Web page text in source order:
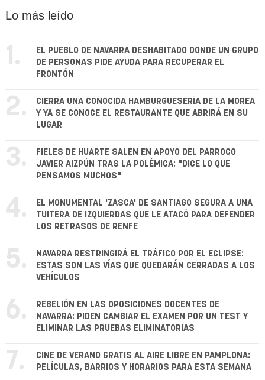
Lo más leído
1.
EL PUEBLO DE NAVARRA DESHABITADO DONDE UN GRUPO
DE PERSONAS PIDE AYUDA PARA RECUPERAR EL
FRONTÓN
2.
CIERRA UNA CONOCIDA HAMBURGUESERÍA DE LA MOREA
Y YA SE CONOCE EL RESTAURANTE QUE ABRIRÁ EN SU
LUGAR
3.
FIELES DE HUARTE SALEN EN APOYO DEL PÁRROCO
JAVIER AIZPÚN TRAS LA POLÉMICA: "DICE LO QUE
PENSAMOS MUCHOS"
4.
EL MONUMENTAL 'ZASCA' DE SANTIAGO SEGURA A UNA
TUITERA DE IZQUIERDAS QUE LE ATACÓ PARA DEFENDER
LOS RETRASOS DE RENFE
5.
NAVARRA RESTRINGIRÁ EL TRÁFICO POR EL ECLIPSE:
ESTAS SON LAS VÍAS QUE QUEDARÁN CERRADAS A LOS
VEHÍCULOS
6.
REBELIÓN EN LAS OPOSICIONES DOCENTES DE
NAVARRA: PIDEN CAMBIAR EL EXAMEN POR UN TEST Y
ELIMINAR LAS PRUEBAS ELIMINATORIAS
7.
CINE DE VERANO GRATIS AL AIRE LIBRE EN PAMPLONA:
PELÍCULAS, BARRIOS Y HORARIOS PARA ESTA SEMANA